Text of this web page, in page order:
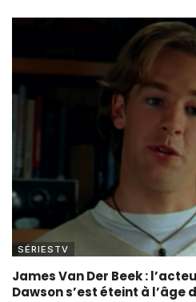
SÉRIESTV
James Van Der Beek :
Dawson s’est éteint à l’âge